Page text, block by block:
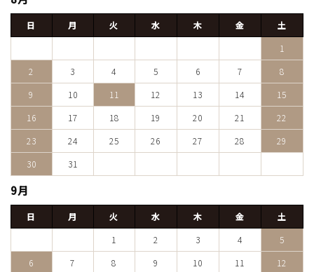
日 月 火 水 木 金
土
1
2
3 4 5 6 7
8
9
10 11 12 13 14
15
16
17 18 19 20 21
22
23
24 25 26 27 28
29
30
31
9月
日 月 火 水 木 金
土
1
2 3 4
5
6
7 8 9 10 11
12